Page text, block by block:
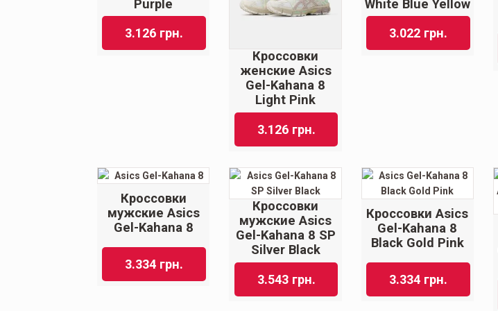
Purple
3.126 грн.
Кроссовки
женские Asics
Gel-Kahana 8
Light Pink
3.126 грн.
White Blue Yellow
3.022 грн.
Кроссовки
мужские Asics
Gel-Kahana 8
3.334 грн.
Кроссовки
мужские Asics
Gel-Kahana 8 SP
Silver Black
3.543 грн.
Кроссовки Asics
Gel-Kahana 8
Black Gold Pink
3.334 грн.